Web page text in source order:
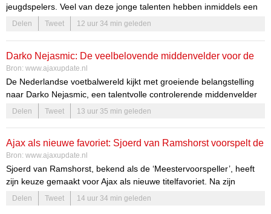
jeugdspelers. Veel van deze jonge talenten hebben inmiddels een
nieuwe club gevonden en zetten hun carrière voort in het
Nederlandse profvoetbal. Dit biedt hen niet alleen de kans om zich
andere omgeving te tonen. De overstap naar een nieuwe club is
vaak een cruciale fase in de carrière van deze jonge spelers,
waarin ze de mogelijkheid hebben om zich te bewijzen en hun
dromen waar te maken.
Delen Tweet 12 uur 34 min geleden
Darko Nejasmic: De veelbelovende middenvelder voor de
topclubs
Bron: www.ajaxupdate.nl
De Nederlandse voetbalwereld kijkt met groeiende belangstelling
naar Darko Nejasmic, een talentvolle controlerende middenvelder
van NEC. Marciano Vink, voormalig profvoetballer en analist, ziet in
hem een waardevolle aanwinst voor de traditionele topdrie van
vaardigheden en zijn prestaties wekt de nieuwsgierigheid van zowel
fans als scouts.
Delen Tweet 13 uur 35 min geleden
Ajax als nieuwe favoriet: Sjoerd van Ramshorst voorspelt de
toekomst
Bron: www.ajaxupdate.nl
Sjoerd van Ramshorst, bekend als de ‘Meestervoorspeller’, heeft
zijn keuze gemaakt voor Ajax als nieuwe titelfavoriet. Na zijn
succesvolle voorspelling van de eindstand van de Eredivisie vorig
seizoen, waarin hij PSV als winnaar aanduidde, maakt hij nu de
Delen Tweet 14 uur 34 min geleden